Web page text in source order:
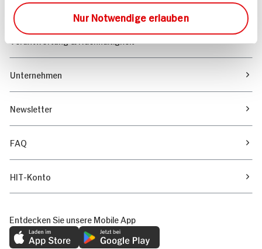
Nur Notwendige erlauben
Unser Magazin
Unternehmen
Newsletter
FAQ
HIT-Konto
Entdecken Sie unsere Mobile App